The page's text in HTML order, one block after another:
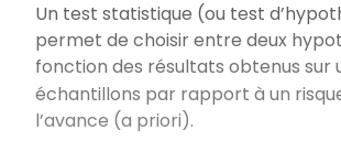
Un test statistique (ou test
permet de choisir entre deux
fonction des résultats obtenus sur
échantillons par rapport à un
l’avance (a priori).